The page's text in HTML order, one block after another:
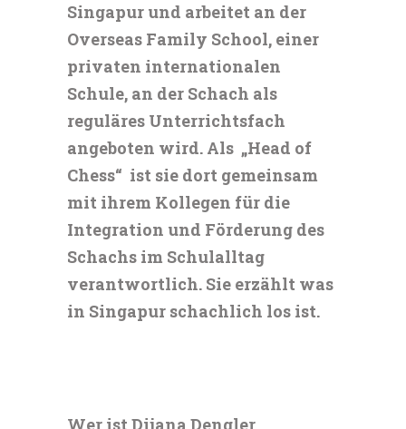
Singapur und arbeitet an der
Overseas Family School, einer
privaten internationalen
Schule, an der Schach als
reguläres Unterrichtsfach
angeboten wird. Als „Head of
Chess“ ist sie dort gemeinsam
mit ihrem Kollegen für die
Integration und Förderung des
Schachs im Schulalltag
verantwortlich. Sie erzählt was
in Singapur schachlich los ist.
Wer ist Dijana Dengler